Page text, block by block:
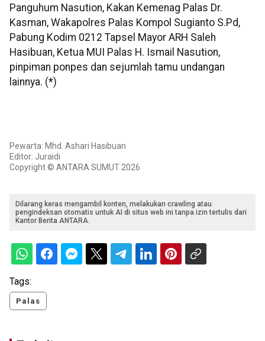
Panguhum Nasution, Kakan Kemenag Palas Dr.
Kasman, Wakapolres Palas Kompol Sugianto S.Pd,
Pabung Kodim 0212 Tapsel Mayor ARH Saleh
Hasibuan, Ketua MUI Palas H. Ismail Nasution,
pinpiman ponpes dan sejumlah tamu undangan
lainnya. (*)
Pewarta: Mhd. Ashari Hasibuan
Editor: Juraidi
Copyright © ANTARA SUMUT 2026
Dilarang keras mengambil konten, melakukan crawling atau
pengindeksan otomatis untuk AI di situs web ini tanpa izin tertulis dari
Kantor Berita ANTARA.
Tags:
Palas